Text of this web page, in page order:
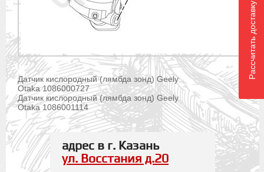
Датчик кислородный (лямбда зонд) Geely
Otaka 1086000727
Датчик кислородный (лямбда зонд) Geely
Otaka 1086001114
адрес в г. Казань
ул. Восстания д.20
Рассчитать доставку